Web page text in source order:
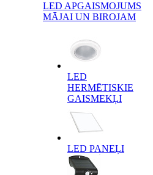
LED APGAISMOJUMS
MĀJAI UN BIROJAM
LED
HERMĒTISKIE
GAISMEKĻI
LED PANEĻI